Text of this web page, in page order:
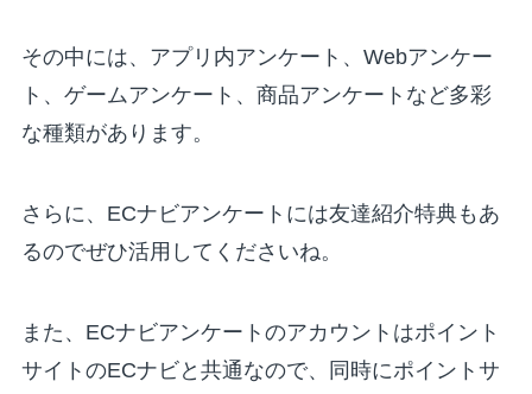
その中には、アプリ内アンケート、Webアンケー
ト、ゲームアンケート、商品アンケートなど多彩
な種類があります。
さらに、ECナビアンケートには友達紹介特典もあ
るのでぜひ活用してくださいね。
また、ECナビアンケートのアカウントはポイント
サイトのECナビと共通なので、同時にポイントサ